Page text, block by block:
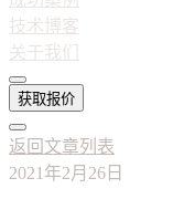
技术博客
关于我们
获取报价
返回文章列表
2021年2月26日